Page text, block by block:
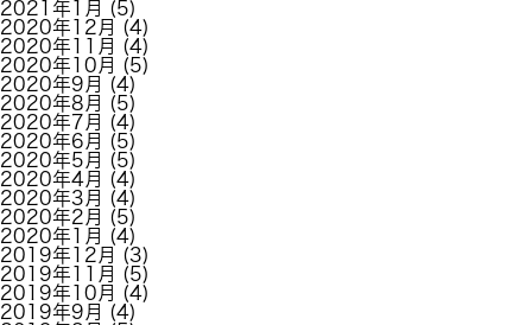
2021年1月
(5)
2020年12月
(4)
2020年11月
(4)
2020年10月
(5)
2020年9月
(4)
2020年8月
(5)
2020年7月
(4)
2020年6月
(5)
2020年5月
(5)
2020年4月
(4)
2020年3月
(4)
2020年2月
(5)
2020年1月
(4)
2019年12月
(3)
2019年11月
(5)
2019年10月
(4)
2019年9月
(4)